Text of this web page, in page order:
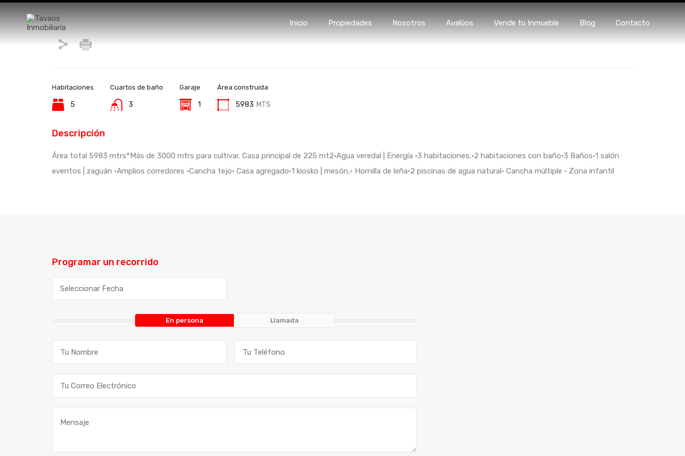
Inicio Propiedades Nosotros Avalúos Vende tu Inmueble Blog Contacto
Inicio Propiedades Nosotros Avalúos Vende tu Inmueble Blog Contacto
Habitaciones
5
Cuartos de baño
3
Garaje
1
Área construida
5983 MTS
Descripción
Área total 5983 mtrs*Más de 3000 mtrs para cultivar. Casa principal de 225 mt2•Agua veredal | Energía •3 habitaciones,•2 habitaciones con baño•3 Baños•1 salón
eventos | zaguán •Amplios corredores •Cancha tejo• Casa agregado•1 kiosko | mesón,• Hornilla de leña•2 piscinas de agua natural• Cancha múltiple • Zona infantil
Programar un recorrido
En persona Llamada